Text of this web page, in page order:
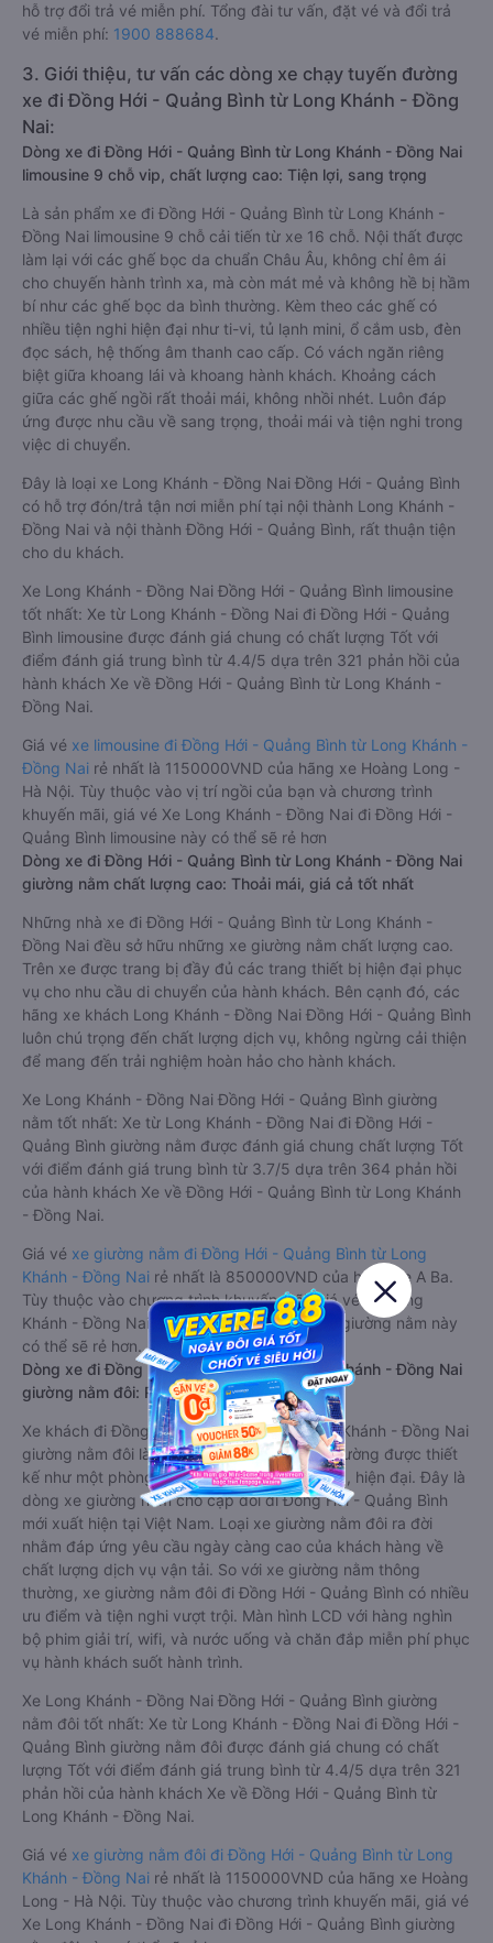
hỗ trợ đổi trả vé miễn phí. Tổng đài tư vấn, đặt vé và đổi trả
vé miễn phí: 1900 888684.
3. Giới thiệu, tư vấn các dòng xe chạy tuyến đường
xe đi Đồng Hới - Quảng Bình từ Long Khánh - Đồng
Nai:
Dòng xe đi Đồng Hới - Quảng Bình từ Long Khánh - Đồng Nai
limousine 9 chỗ vip, chất lượng cao: Tiện lợi, sang trọng
Là sản phẩm xe đi Đồng Hới - Quảng Bình từ Long Khánh -
Đồng Nai limousine 9 chỗ cải tiến từ xe 16 chỗ. Nội thất được
làm lại với các ghế bọc da chuẩn Châu Âu, không chỉ êm ái
cho chuyến hành trình xa, mà còn mát mẻ và không hề bị hầm
bí như các ghế bọc da bình thường. Kèm theo các ghế có
nhiều tiện nghi hiện đại như ti-vi, tủ lạnh mini, ổ cắm usb, đèn
đọc sách, hệ thống âm thanh cao cấp. Có vách ngăn riêng
biệt giữa khoang lái và khoang hành khách. Khoảng cách
giữa các ghế ngồi rất thoải mái, không nhồi nhét. Luôn đáp
ứng được nhu cầu về sang trọng, thoải mái và tiện nghi trong
việc di chuyển.
Đây là loại xe Long Khánh - Đồng Nai Đồng Hới - Quảng Bình
có hỗ trợ đón/trả tận nơi miễn phí tại nội thành Long Khánh -
Đồng Nai và nội thành Đồng Hới - Quảng Bình, rất thuận tiện
cho du khách.
Xe Long Khánh - Đồng Nai Đồng Hới - Quảng Bình limousine
tốt nhất: Xe từ Long Khánh - Đồng Nai đi Đồng Hới - Quảng
Bình limousine được đánh giá chung có chất lượng Tốt với
điểm đánh giá trung bình từ 4.4/5 dựa trên 321 phản hồi của
hành khách Xe về Đồng Hới - Quảng Bình từ Long Khánh -
Đồng Nai.
Giá vé xe limousine đi Đồng Hới - Quảng Bình từ Long Khánh -
Đồng Nai rẻ nhất là 1150000VND của hãng xe Hoàng Long -
Hà Nội. Tùy thuộc vào vị trí ngồi của bạn và chương trình
khuyến mãi, giá vé Xe Long Khánh - Đồng Nai đi Đồng Hới -
Quảng Bình limousine này có thể sẽ rẻ hơn
Dòng xe đi Đồng Hới - Quảng Bình từ Long Khánh - Đồng Nai
giường nằm chất lượng cao: Thoải mái, giá cả tốt nhất
Những nhà xe đi Đồng Hới - Quảng Bình từ Long Khánh -
Đồng Nai đều sở hữu những xe giường nằm chất lượng cao.
Trên xe được trang bị đầy đủ các trang thiết bị hiện đại phục
vụ cho nhu cầu di chuyển của hành khách. Bên cạnh đó, các
hãng xe khách Long Khánh - Đồng Nai Đồng Hới - Quảng Bình
luôn chú trọng đến chất lượng dịch vụ, không ngừng cải thiện
để mang đến trải nghiệm hoàn hảo cho hành khách.
Xe Long Khánh - Đồng Nai Đồng Hới - Quảng Bình giường
nằm tốt nhất: Xe từ Long Khánh - Đồng Nai đi Đồng Hới -
Quảng Bình giường nằm được đánh giá chung chất lượng Tốt
với điểm đánh giá trung bình từ 3.7/5 dựa trên 364 phản hồi
của hành khách Xe về Đồng Hới - Quảng Bình từ Long Khánh
- Đồng Nai.
Giá vé xe giường nằm đi Đồng Hới - Quảng Bình từ Long
Khánh - Đồng Nai rẻ nhất là 850000VND của hãng xe A Ba.
Tùy thuộc vào chương trình khuyến mãi, giá vé Xe Long
Khánh - Đồng Nai đi Đồng Hới - Quảng Bình giường nằm này
có thể sẽ rẻ hơn.
Dòng xe đi Đồng Hới - Quảng Bình từ Long Khánh - Đồng Nai
giường nằm đôi: Riêng tư, đầy đủ tiện nghi
Xe khách đi Đồng Hới - Quảng Bình từ Long Khánh - Đồng Nai
giường nằm đôi là loại xe đặc biệt. Với mỗi giường được thiết
kế như một phòng ngủ khách sạn sang trọng, hiện đại. Đây là
dòng xe giường nằm cho cặp đôi đi Đồng Hới - Quảng Bình
mới xuất hiện tại Việt Nam. Loại xe giường nằm đôi ra đời
nhằm đáp ứng yêu cầu ngày càng cao của khách hàng về
chất lượng dịch vụ vận tải. So với xe giường nằm thông
thường, xe giường nằm đôi đi Đồng Hới - Quảng Bình có nhiều
ưu điểm và tiện nghi vượt trội. Màn hình LCD với hàng nghìn
bộ phim giải trí, wifi, và nước uống và chăn đắp miễn phí phục
vụ hành khách suốt hành trình.
Xe Long Khánh - Đồng Nai Đồng Hới - Quảng Bình giường
nằm đôi tốt nhất: Xe từ Long Khánh - Đồng Nai đi Đồng Hới -
Quảng Bình giường nằm đôi được đánh giá chung có chất
lượng Tốt với điểm đánh giá trung bình từ 4.4/5 dựa trên 321
phản hồi của hành khách Xe về Đồng Hới - Quảng Bình từ
Long Khánh - Đồng Nai.
Giá vé xe giường nằm đôi đi Đồng Hới - Quảng Bình từ Long
Khánh - Đồng Nai rẻ nhất là 1150000VND của hãng xe Hoàng
Long - Hà Nội. Tùy thuộc vào chương trình khuyến mãi, giá vé
Xe Long Khánh - Đồng Nai đi Đồng Hới - Quảng Bình giường